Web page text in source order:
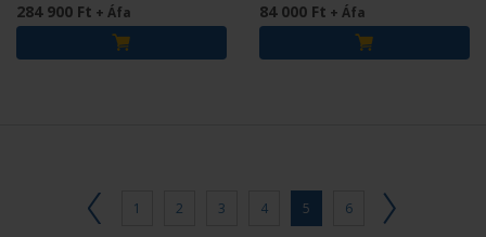
284 900 Ft + Áfa 84 000 Ft + Áfa
1 2 3 4 5 6